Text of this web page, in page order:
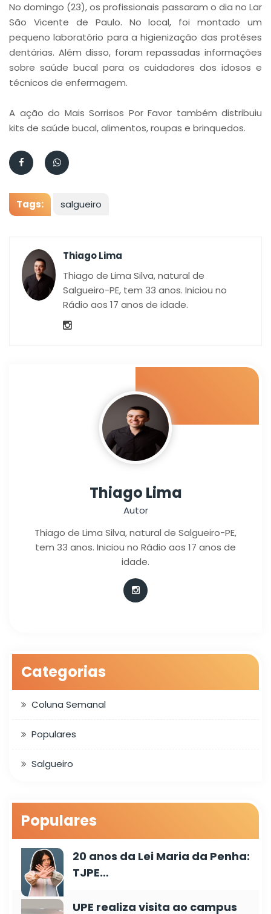
No domingo (23), os profissionais passaram o dia no Lar
São Vicente de Paulo. No local, foi montado um
pequeno laboratório para a higienização das protéses
dentárias. Além disso, foram repassadas informações
sobre saúde bucal para os cuidadores dos idosos e
técnicos de enfermagem.
A ação do Mais Sorrisos Por Favor também distribuiu
kits de saúde bucal, alimentos, roupas e brinquedos.
Tags: salgueiro
Thiago Lima
Thiago de Lima Silva, natural de
Salgueiro-PE, tem 33 anos. Iniciou no
Rádio aos 17 anos de idade.
Thiago Lima
Autor
Thiago de Lima Silva, natural de Salgueiro-PE,
tem 33 anos. Iniciou no Rádio aos 17 anos de
idade.
Categorias
Coluna Semanal
Populares
Salgueiro
Populares
20 anos da Lei Maria da Penha:
TJPE…
UPE realiza visita ao campus